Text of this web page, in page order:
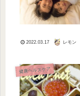
2022.03.17 レモン
健康ヘルスケア